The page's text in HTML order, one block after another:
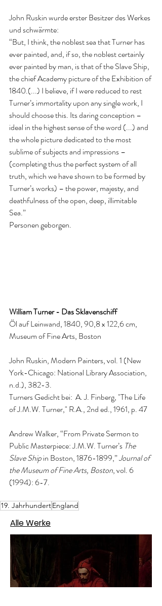
John Ruskin wurde erster Besitzer des Werkes
und schwärmte:
“But, I think, the noblest sea that Turner has
ever painted, and, if so, the noblest certainly
ever painted by man, is that of the Slave Ship,
the chief Academy picture of the Exhibition of
1840.(...) I believe, if I were reduced to rest
Turner’s immortality upon any single work, I
should choose this. Its daring conception –
ideal in the highest sense of the word (...) and
the whole picture dedicated to the most
sublime of subjects and impressions –
(completing thus the perfect system of all
truth, which we have shown to be formed by
Turner’s works) – the power, majesty, and
deathfulness of the open, deep, illimitable
Sea.”
Personen geborgen.
William Turner - Das Sklavenschiff
Öl auf Leinwand, 1840, 90,8 x 122,6 cm,
Museum of Fine Arts, Boston
John Ruskin, Modern Painters, vol. 1 (New
York-Chicago: National Library Association,
n.d.), 382-3.
Turners Gedicht bei:  A. J. Finberg, "The Life
of J.M.W. Turner," R.A., 2nd ed., 1961, p. 47
Andrew Walker, “From Private Sermon to
Public Masterpiece: J.M.W. Turner’s The
Slave Ship in Boston, 1876-1899,” Journal of
the Museum of Fine Arts, Boston, vol. 6
(1994): 6-7.
19. JahrhundertEngland
Alle Werke